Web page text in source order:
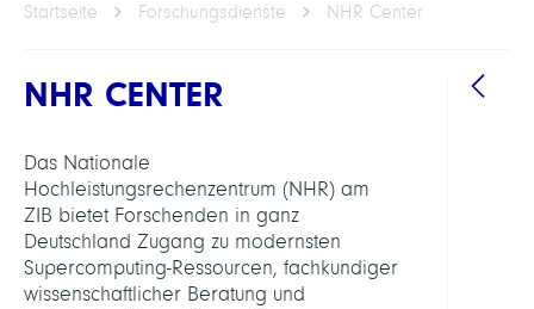
Startseite Forschungsdienste NHR Center
NHR CENTER
Das Nationale
Hochleistungsrechenzentrum (NHR) am
ZIB bietet Forschenden in ganz
Deutschland Zugang zu modernsten
Supercomputing-Ressourcen, fachkundiger
wissenschaftlicher Beratung und